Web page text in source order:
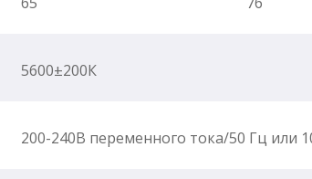
5600±200К
200-240В переменного тока/50 Гц или